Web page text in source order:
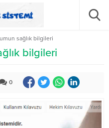
sağlık bilgileri
bilgileri
0